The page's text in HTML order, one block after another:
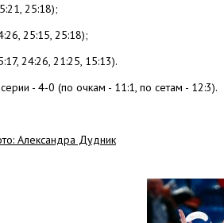
25:18);
25:15, 25:18);
24:26, 21:25, 15:13).
- 4-0 (по очкам - 11:1, по сетам - 12:3).
Александра Дудник